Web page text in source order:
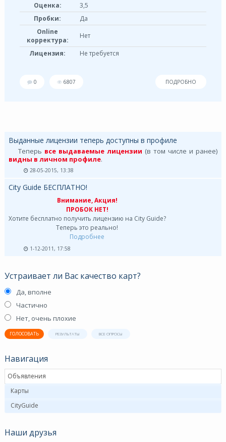
Оценка:
3,5
Пробки:
Да
Online
корректура:
Нет
Лицензия: Не требуется
0 6807 ПОДРОБНО
Выданные лицензии теперь доступны в профиле
Теперь все выдаваемые лицензии (в том числе и ранее)
видны в личном профиле.
28-05-2015, 13:38
City Guide БЕСПЛАТНО!
Внимание, Акция!
ПРОБОК НЕТ!
Хотите бесплатно получить лицензию на City Guide?
Теперь это реально!
Подробнее
1-12-2011, 17:58
Устраивает ли Вас качество карт?
Да, вполне
Частично
Нет, очень плохие
ГОЛОСОВАТЬ РЕЗУЛЬТАТЫ ВСЕ ОПРОСЫ
Навигация
Объявления
Карты
CityGuide
Наши друзья